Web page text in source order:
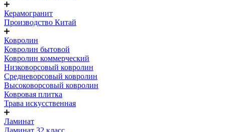
Керамогранит
Производство Китай
Ковролин
Ковролин бытовой
Ковролин коммерческий
Низковорсовый ковролин
Средневорсовый ковролин
Высоковорсовый ковролин
Ковровая плитка
Трава искусственная
Ламинат
Ламинат 32 класс